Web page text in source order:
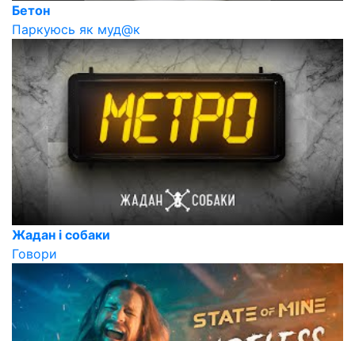
Бетон
Паркуюсь як муд@к
Жадан і собаки
Говори